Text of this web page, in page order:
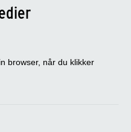
browser, når du klikker